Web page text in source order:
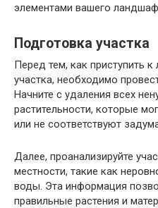
элементами вашего
Подготовка участка
Перед тем, как приступить
участка, необходимо
Начните с удаления всех
растительности, которые
или не соответствуют
Далее, проанализируйте
местности, такие как
воды. Эта информация
правильные растения и